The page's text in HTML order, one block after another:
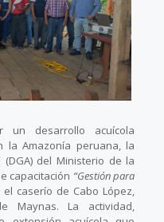
un desarrollo acuícola
la Amazonía peruana, la
del Ministerio de la
capacitación “Gestión para
caserío de Cabo López,
Maynas. La actividad,